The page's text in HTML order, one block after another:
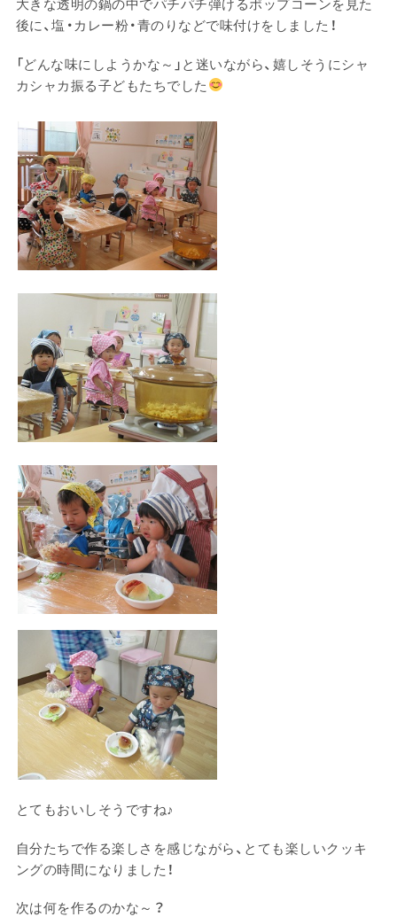
大きな透明の鍋の中でパチパチ弾けるポップコーンを見た
後に、塩・カレー粉・青のりなどで味付けをしました！
「どんな味にしようかな～」と迷いながら、嬉しそうにシャ
カシャカ振る子どもたちでした
とてもおいしそうですね♪
自分たちで作る楽しさを感じながら、とても楽しいクッキ
ングの時間になりました！
次は何を作るのかな～？